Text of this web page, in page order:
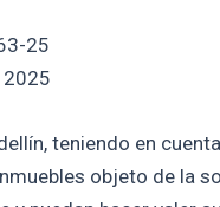
25
teniendo en
objeto de la